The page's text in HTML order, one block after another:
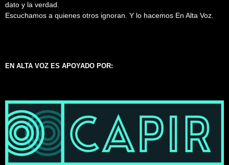
dato y la verdad.
Escuchamos a quienes otros ignoran. Y lo hacemos En Alta Voz.
EN ALTA VOZ ES APOYADO POR: